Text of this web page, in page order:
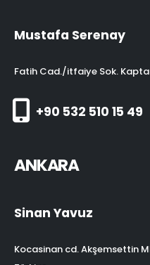
Mustafa Serenay
Fatih Cad./itfaiye Sok.
+90 532 510 15 49
ANKARA
Sinan Yavuz
Kocasinan cd. Akşemsettin